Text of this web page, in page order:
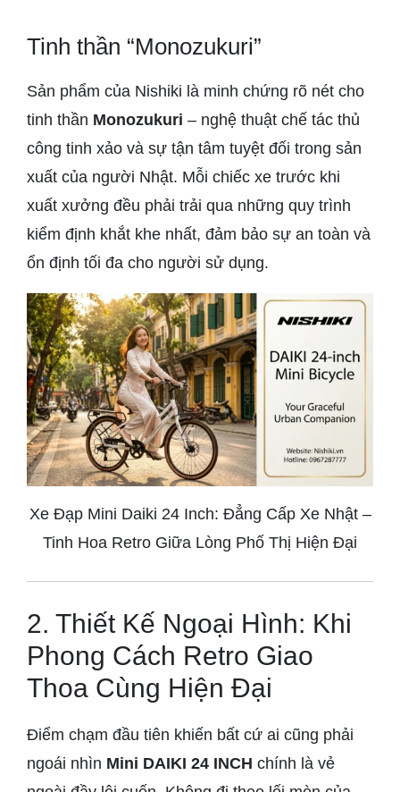
Tinh thần “Monozukuri”
Sản phẩm của Nishiki là minh chứng rõ nét cho
tinh thần Monozukuri – nghệ thuật chế tác thủ
công tinh xảo và sự tận tâm tuyệt đối trong sản
xuất của người Nhật. Mỗi chiếc xe trước khi
xuất xưởng đều phải trải qua những quy trình
kiểm định khắt khe nhất, đảm bảo sự an toàn và
ổn định tối đa cho người sử dụng.
Xe Đạp Mini Daiki 24 Inch: Đẳng Cấp Xe Nhật –
Tinh Hoa Retro Giữa Lòng Phố Thị Hiện Đại
2. Thiết Kế Ngoại Hình: Khi
Phong Cách Retro Giao
Thoa Cùng Hiện Đại
Điểm chạm đầu tiên khiến bất cứ ai cũng phải
ngoái nhìn Mini DAIKI 24 INCH chính là vẻ